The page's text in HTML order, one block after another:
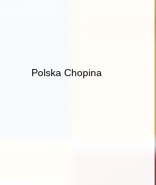
O legendzie Fryderyka
Polska Chopina